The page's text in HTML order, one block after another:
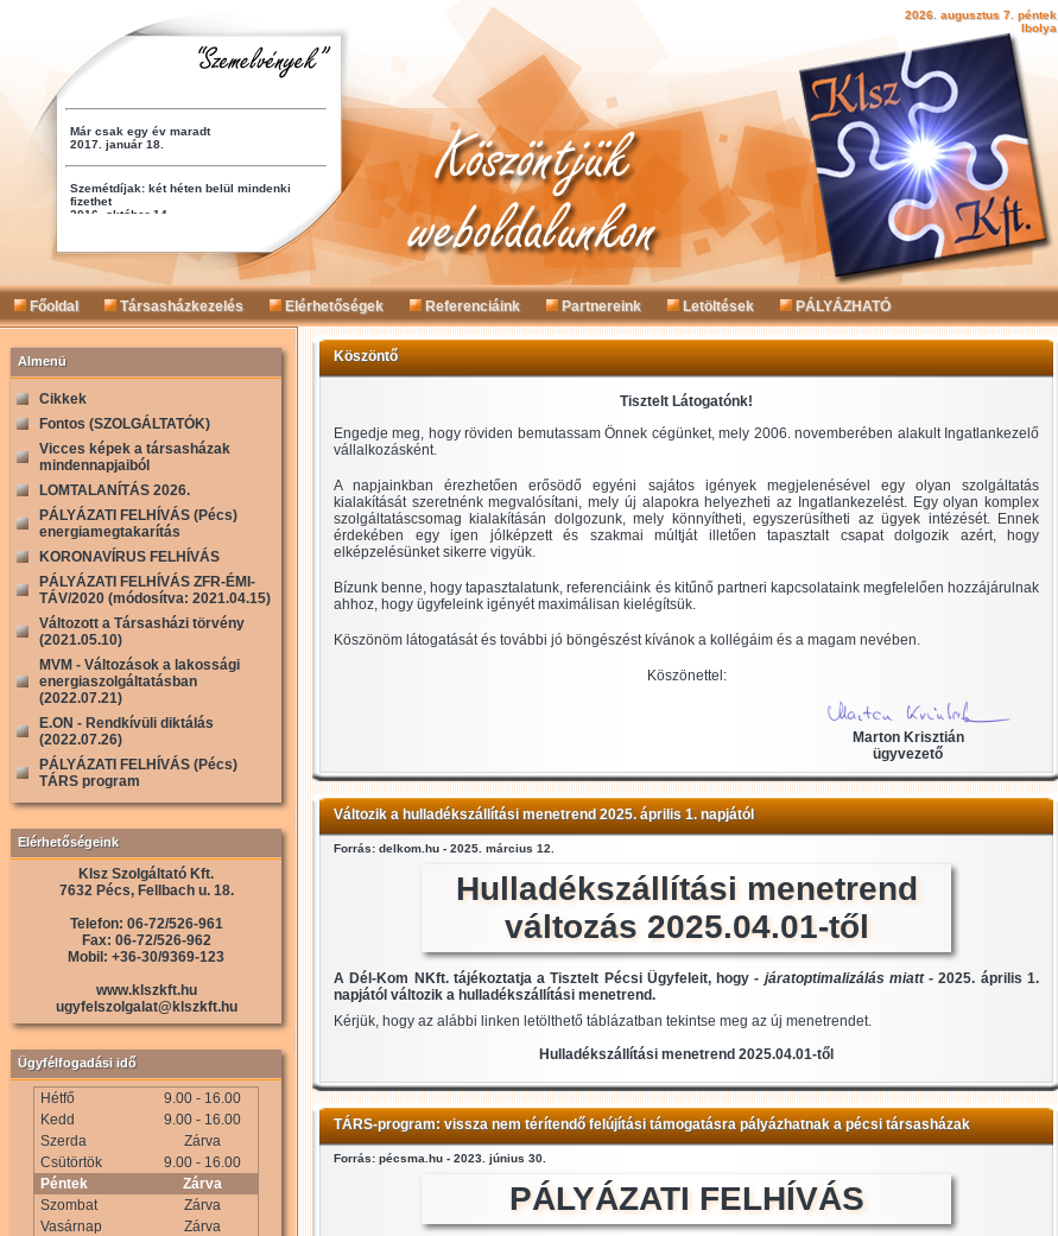
2026. augusztus 7. péntek
Ibolya
Főoldal Társasházkezelés Elérhetőségek Referenciáink Partnereink Letöltések PÁLYÁZHATÓ
Almenü
Cikkek
Fontos (SZOLGÁLTATÓK)
Vicces képek a társasházak
mindennapjaiból
LOMTALANÍTÁS 2026.
PÁLYÁZATI FELHÍVÁS (Pécs)
energiamegtakarítás
KORONAVÍRUS FELHÍVÁS
PÁLYÁZATI FELHÍVÁS ZFR-ÉMI-
TÁV/2020 (módosítva: 2021.04.15)
Változott a Társasházi törvény
(2021.05.10)
MVM - Változások a lakossági
energiaszolgáltatásban
(2022.07.21)
E.ON - Rendkívüli diktálás
(2022.07.26)
PÁLYÁZATI FELHÍVÁS (Pécs)
TÁRS program
Elérhetőségeink
Klsz Szolgáltató Kft.
7632 Pécs, Fellbach u. 18.
Telefon: 06-72/526-961
Fax: 06-72/526-962
Mobil: +36-30/9369-123
www.klszkft.hu
ugyfelszolgalat@klszkft.hu
Ügyfélfogadási idő
Hétfő
9.00 - 16.00
Kedd
9.00 - 16.00
Szerda
Zárva
Csütörtök
9.00 - 16.00
Péntek
Zárva
Szombat
Zárva
Vasárnap
Zárva
Köszöntő
Tisztelt Látogatónk!
Engedje meg, hogy röviden bemutassam Önnek cégünket, mely 2006. novemberében alakult Ingatlankezelő
vállalkozásként.
A napjainkban érezhetően erősödő egyéni sajátos igények megjelenésével egy olyan szolgáltatás
kialakítását szeretnénk megvalósítani, mely új alapokra helyezheti az Ingatlankezelést. Egy olyan komplex
szolgáltatáscsomag kialakításán dolgozunk, mely könnyítheti, egyszerüsítheti az ügyek intézését. Ennek
érdekében egy igen jólképzett és szakmai múltját illetően tapasztalt csapat dolgozik azért, hogy
elképzelésünket sikerre vigyük.
Bízunk benne, hogy tapasztalatunk, referenciáink és kitűnő partneri kapcsolataink megfelelően hozzájárulnak
ahhoz, hogy ügyfeleink igényét maximálisan kielégítsük.
Köszönöm látogatását és további jó böngészést kívánok a kollégáim és a magam nevében.
Köszönettel:
Marton Krisztián
ügyvezető
Változik a hulladékszállítási menetrend 2025. április 1. napjától
Forrás: delkom.hu - 2025. március 12.
Hulladékszállítási menetrend
változás 2025.04.01-től
A Dél-Kom NKft. tájékoztatja a Tisztelt Pécsi Ügyfeleit, hogy - járatoptimalizálás miatt- 2025. április 1.
napjától változik a hulladékszállítási menetrend.
Kérjük, hogy az alábbi linken letölthető táblázatban tekintse meg az új menetrendet.
Hulladékszállítási menetrend 2025.04.01-től
TÁRS-program: vissza nem térítendő felújítási támogatásra pályázhatnak a pécsi társasházak
Forrás: pécsma.hu - 2023. június 30.
PÁLYÁZATI FELHÍVÁS